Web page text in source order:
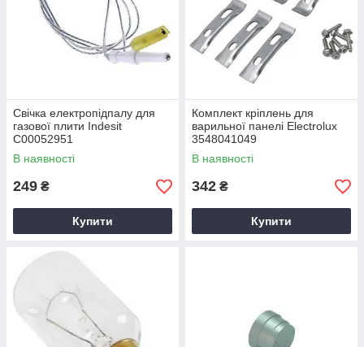
Свічка електропідпалу для
газової плити Indesit
C00052951
В наявності
249 ₴
Купити
Комплект кріплень для
варильної панелі Electrolux
3548041049
В наявності
342 ₴
Купити